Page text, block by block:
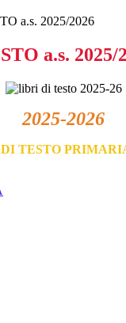
a.s. 2025/2026
a.s. 2025/
2025-2026
TESTO